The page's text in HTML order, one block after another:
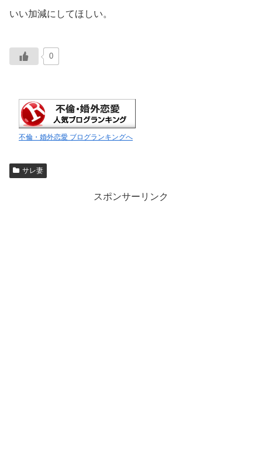
いい加減にしてほしい。
0
不倫・婚外恋愛 ブログランキングへ
サレ妻
スポンサーリンク